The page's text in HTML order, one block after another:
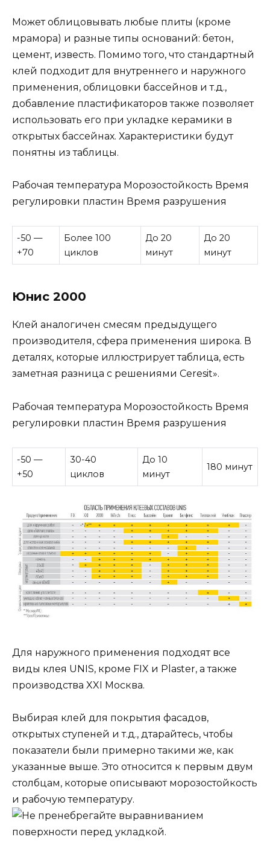
Может облицовывать любые плиты (кроме
мрамора) и разные типы оснований: бетон,
цемент, известь. Помимо того, что стандартный
клей подходит для внутреннего и наружного
применения, облицовки бассейнов и т.д.,
добавление пластификаторов также позволяет
использовать его при укладке керамики в
открытых бассейнах. Характеристики будут
понятны из таблицы.
Рабочая температура Морозостойкость Время
регулировки пластин Время разрушения
-50 —
+70
Более 100
циклов
До 20
минут
До 20
минут
Юнис 2000
Клей аналогичен смесям предыдущего
производителя, сфера применения широка. В
деталях, которые иллюстрирует таблица, есть
заметная разница с решениями Ceresit».
Рабочая температура Морозостойкость Время
регулировки пластин Время разрушения
-50 —
+50
30-40
циклов
До 10
минут
180 минут
Для наружного применения подходят все
виды клея UNIS, кроме FIX и Plaster, а также
производства XXI Москва.
Выбирая клей для покрытия фасадов,
открытых ступеней и т.д., дтарайтесь, чтобы
показатели были примерно такими же, как
указанные выше. Это относится к первым двум
столбцам, которые описывают морозостойкость
и рабочую температуру.